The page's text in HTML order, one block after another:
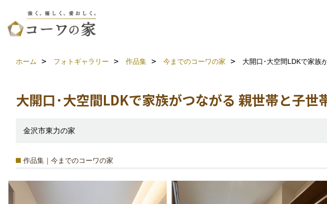
ホーム フォトギャラリー 作品集 今までのコーワの家 大開口･大空間LDKで家族
大開口･大空間LDKで家族がつながる 親世帯と子
金沢市東力の家
作品集｜今までのコーワの家